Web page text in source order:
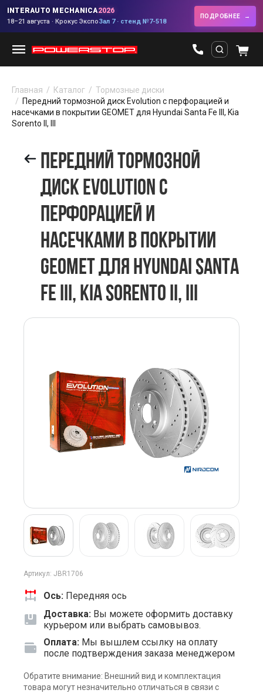
INTERAUTO MECHANICA2026
18–21 августа · Крокус ЭкспоЗал 7 · стенд №7-518
ПОДРОБНЕЕ
Главная Каталог
Тормозные диски
Передний тормозной диск Evolution с перфорацией и
насечками в покрытии GEOMET для Hyundai Santa Fe III, Kia
Sorento II, III
ПЕРЕДНИЙ ТОРМОЗНОЙ
ДИСК EVOLUTION С
ПЕРФОРАЦИЕЙ И
НАСЕЧКАМИ В ПОКРЫТИИ
GEOMET ДЛЯ HYUNDAI SANTA
FE III, KIA SORENTO II, III
Артикул: JBR1706
Ось: Передняя ось
Доставка: Вы можете оформить доставку
курьером или выбрать самовывоз.
Оплата: Мы вышлем ссылку на оплату
после подтверждения заказа менеджером
Обратите внимание: Внешний вид и комплектация
товара могут незначительно отличаться в связи с